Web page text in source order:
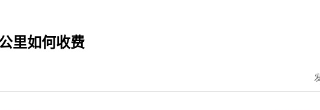
里如何收费